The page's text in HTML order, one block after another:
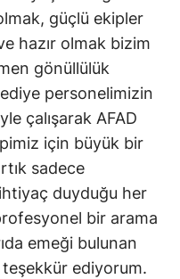
güçlü ekipler
hazır olmak bizim
gönüllülük
personelimizin
çalışarak AFAD
için büyük bir
sadece
duyduğu her
bir arama
emeği bulunan
teşekkür ediyorum.